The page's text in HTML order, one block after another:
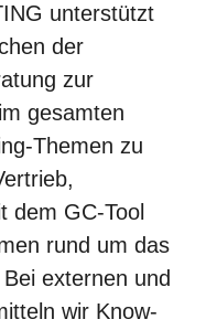
unterstützt
der
zur
gesamten
Themen zu
dem GC-Tool
rund um das
externen und
wir Know-